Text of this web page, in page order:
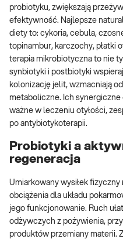
probiotyku, zwiększają
efektywność. Najlepsze
diety to: cykoria, cebula,
topinambur, karczochy, płatki
terapia mikrobiotyczna to nie
synbiotyki i postbiotyki
kolonizację jelit, wzmacniają
metaboliczne. Ich synergiczne
ważne w leczeniu otyłości,
po antybiotykoterapii.
Probiotyki a
regeneracja
Umiarkowany wysiłek
obciążenia dla układu
jego funkcjonowanie. Ruch
odżywczych z pożywienia,
produktów przemiany materii.